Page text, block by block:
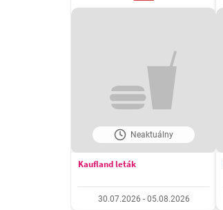
Neaktuálny
Kaufland leták
30.07.2026 - 05.08.2026